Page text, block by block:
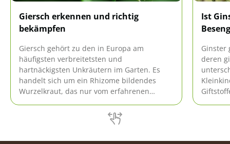
Giersch erkennen und richtig
bekämpfen
Giersch gehört zu den in Europa am
häufigsten verbreitetsten und
hartnäckigsten Unkräutern im Garten. Es
handelt sich um ein Rhizome bildendes
Wurzelkraut, das nur vom erfahrenen
Ähnlichkeit mit anderen Wildkräutern wird
Giersch nicht selten verwechselt.
Ist
Ginster
deren